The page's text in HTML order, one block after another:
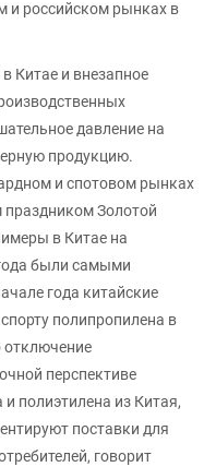
и российском рынках в
Китае и внезапное
давление на
продукцию.
и спотовом рынках
праздником Золотой
в Китае на
были самыми
года китайские
полипропилена в
перспективе
полиэтилена из Китая,
поставки для
говорит